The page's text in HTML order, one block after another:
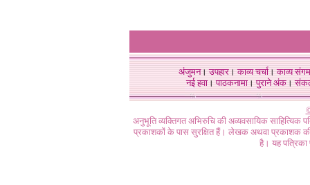
अंजुमन।उपहार।काव्य चर्चा।काव्य संगम
नई हवा। पाठकनामा। पुराने अंक।
अनुभूति व्यक्तिगत अभिरुचि की अव्यवसायिक
प्रकाशकों के पास सुरक्षित हैं। लेखक अथवा प्रकाशक की
है। यह पत्रिका